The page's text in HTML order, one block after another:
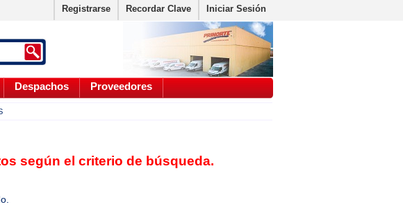
Registrarse Recordar Clave Iniciar Sesión
Despachos Proveedores
según el criterio de búsqueda.